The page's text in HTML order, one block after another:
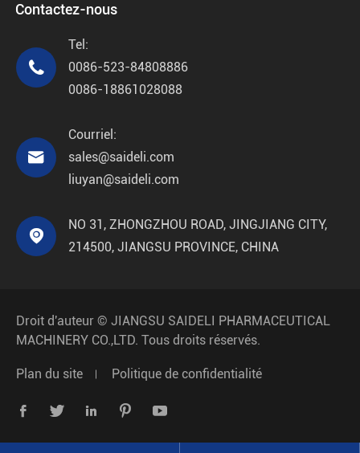
Contactez-nous

Tel:
0086-523-84808886
0086-18861028088

Courriel:
sales@saideli.com
liuyan@saideli.com

NO 31, ZHONGZHOU ROAD, JINGJIANG CITY,
214500, JIANGSU PROVINCE, CHINA
Droit d'auteur © JIANGSU SAIDELI PHARMACEUTICAL
MACHINERY CO.,LTD. Tous droits réservés.
Plan du site Politique de confidentialité
    